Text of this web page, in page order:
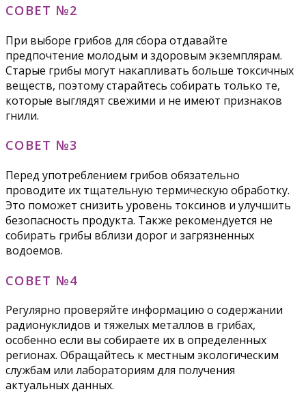
СОВЕТ №2
При выборе грибов для сбора отдавайте
предпочтение молодым и здоровым экземплярам.
Старые грибы могут накапливать больше токсичных
веществ, поэтому старайтесь собирать только те,
которые выглядят свежими и не имеют признаков
гнили.
СОВЕТ №3
Перед употреблением грибов обязательно
проводите их тщательную термическую обработку.
Это поможет снизить уровень токсинов и улучшить
безопасность продукта. Также рекомендуется не
собирать грибы вблизи дорог и загрязненных
водоемов.
СОВЕТ №4
Регулярно проверяйте информацию о содержании
радионуклидов и тяжелых металлов в грибах,
особенно если вы собираете их в определенных
регионах. Обращайтесь к местным экологическим
службам или лабораториям для получения
актуальных данных.